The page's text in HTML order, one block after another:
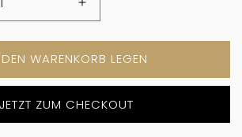
Menge
erhöhen
für
Grey
Globe
Pendellicht
-
WARENKORB LEGEN
JETZT ZUM CHECKOUT